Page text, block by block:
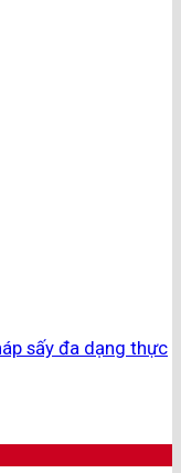
sấy đa dạng thực